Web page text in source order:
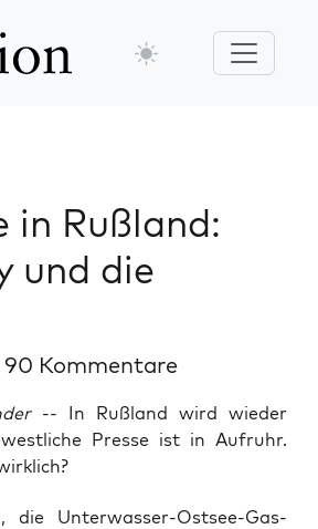
in Rußland:
und die
90 Kommentare
-- In Rußland wird wieder
Presse ist in Aufruhr.
Unter­was­ser-Ost­see-Gas-